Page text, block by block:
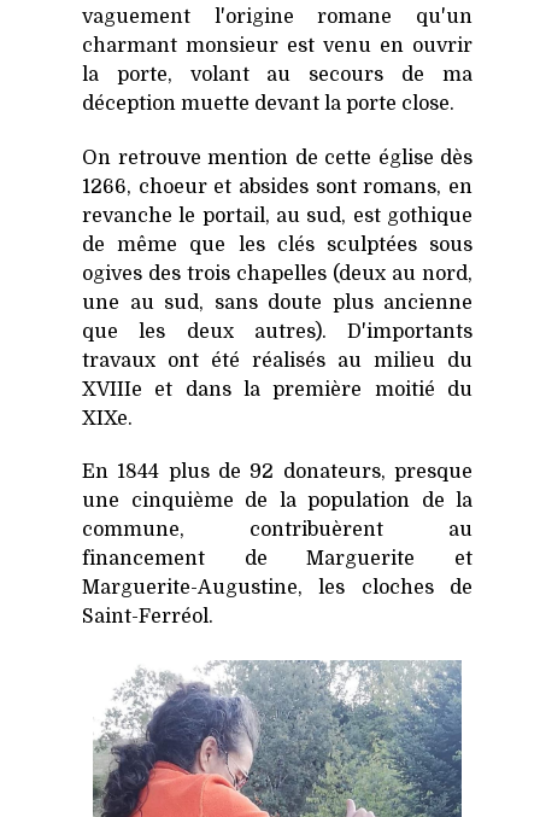
vaguement l'origine romane qu'un
charmant monsieur est venu en ouvrir
la porte, volant au secours de ma
déception muette devant la porte close.
On retrouve mention de cette église dès
1266, choeur et absides sont romans, en
revanche le portail, au sud, est gothique
de même que les clés sculptées sous
ogives des trois chapelles (deux au nord,
une au sud, sans doute plus ancienne
que les deux autres). D'importants
travaux ont été réalisés au milieu du
XVIIIe et dans la première moitié du
XIXe.
En 1844 plus de 92 donateurs, presque
une cinquième de la population de la
commune, contribuèrent au
financement de Marguerite et
Marguerite-Augustine, les cloches de
Saint-Ferréol.